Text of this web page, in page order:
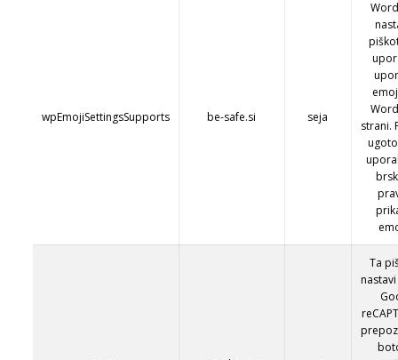
wpEmojiSettingsSupports be-safe.si seja
strani.
Ta